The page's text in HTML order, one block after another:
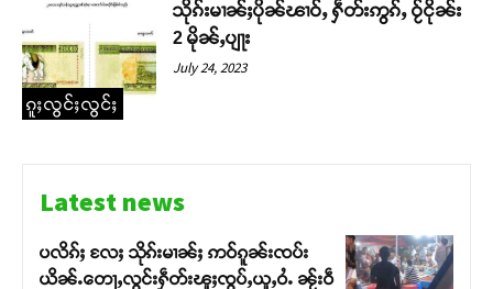
ၵူႈလွင်ႈလွင်ႈ
သိုၵ်းမၢၼ်ႈပိုၼ်ၽၢဝ်ႇ ႁဵတ်းဢွၵ်ႇ ဝႂ်ငိုၼ်း
2 မိုၼ်ႇပျႃး
July 24, 2023
Latest news
ပလိၵ်ႈ လႄႈ သိုၵ်းမၢၼ်ႈ ဢဝ်ၵူၼ်းၸပ်း
ယိၼ်ႉတေႃႇလွင်းႁဵတ်းၽူႈၸွပ်ႇယူႇဝႆႉ ၼႂ်းဝဵ